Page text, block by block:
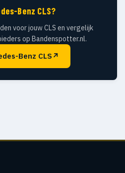
Benz CLS?
voor jouw CLS en vergelijk
op Bandenspotter.nl.
Benz CLS ↗